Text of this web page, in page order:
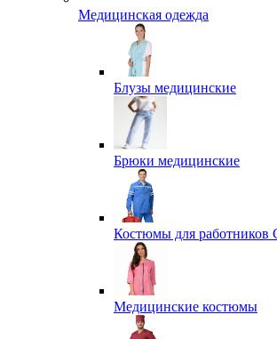
Медицинская одежда
Блузы медицинские
Брюки медицинские
Костюмы для работников
Медицинские костюмы